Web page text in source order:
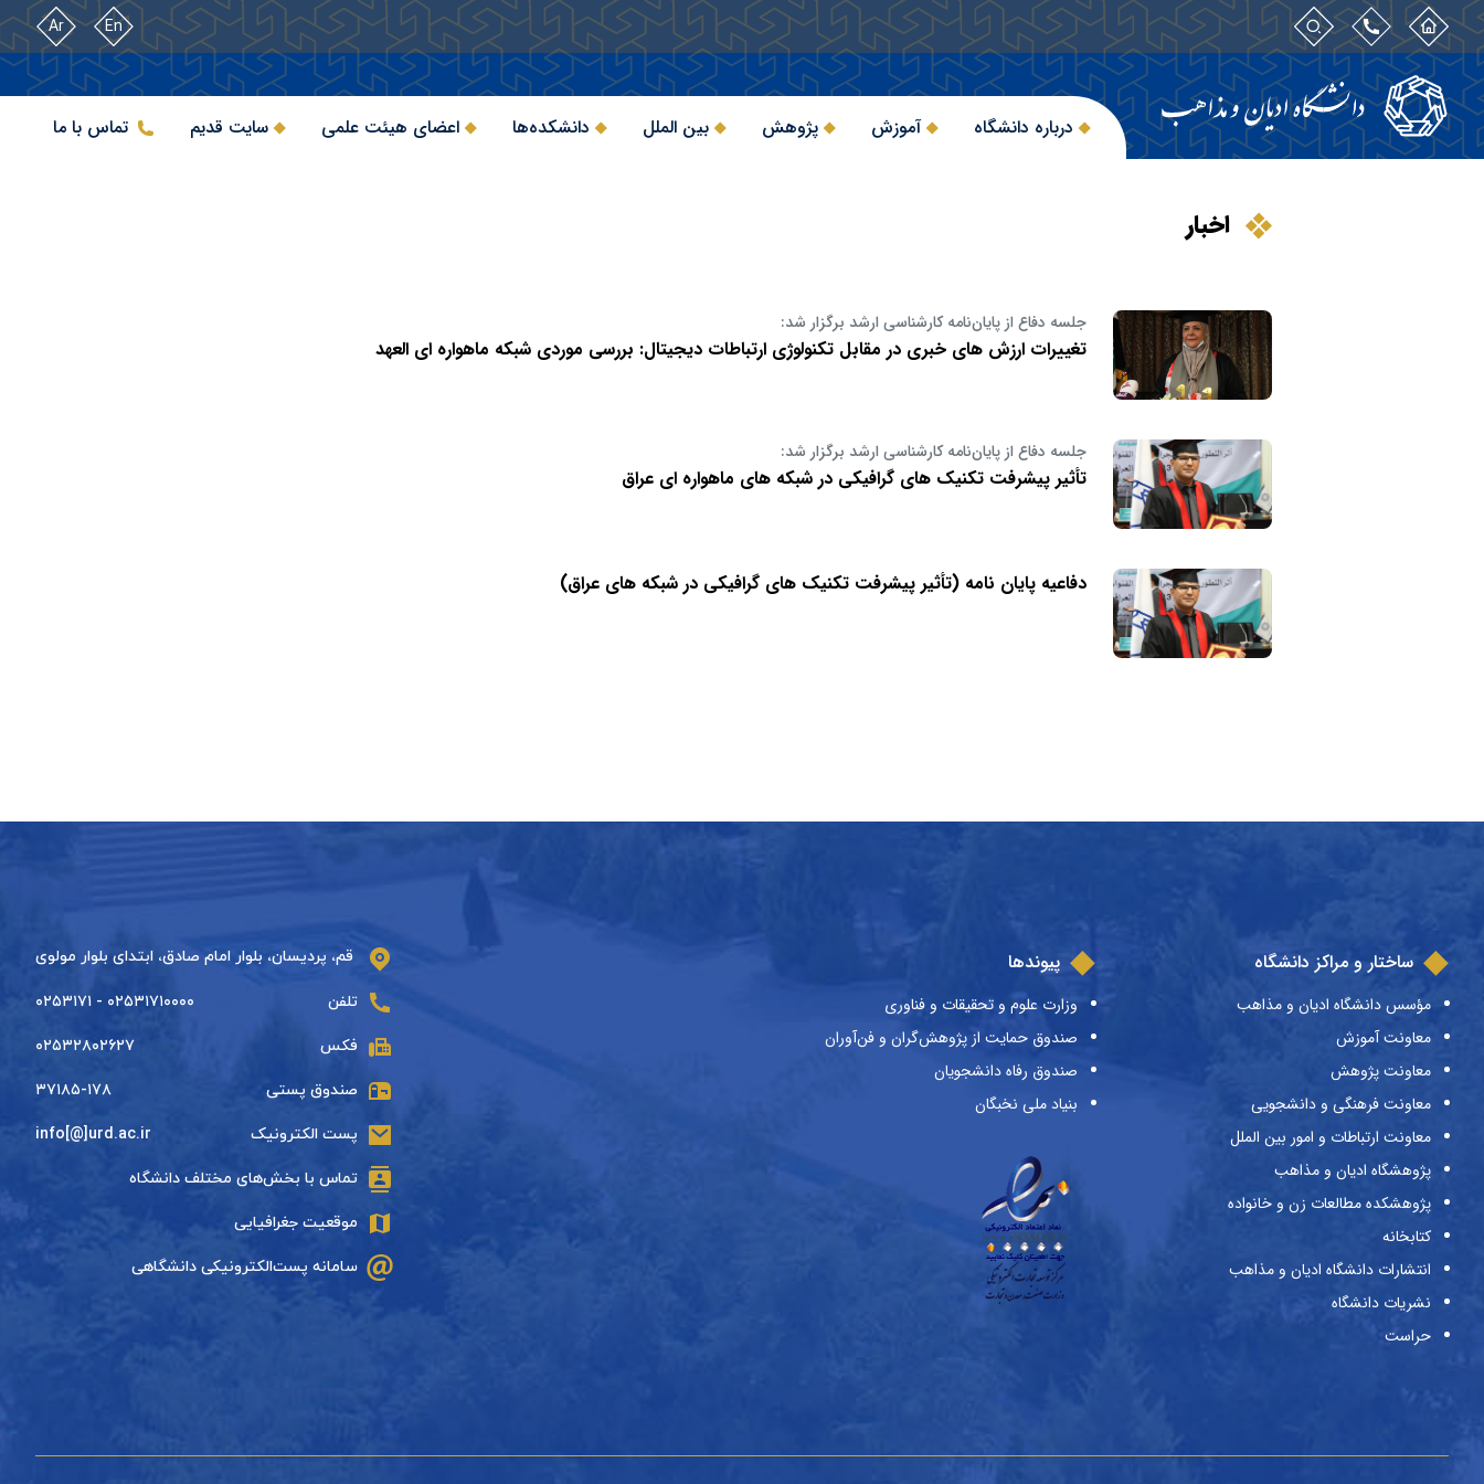
En
Ar
درباره دانشگاه آموزش پژوهش بین الملل دانشکده‌ها اعضای هیئت علمی سایت قدیم تماس با ما
اخبار
جلسه دفاع از پایان‌نامه کارشناسی ارشد برگزار شد:
تغییرات ارزش های خبری در مقابل تکنولوژی ارتباطات دیجیتال: بررسی موردی شبکه ماهواره ای العهد
جلسه دفاع از پایان‌نامه کارشناسی ارشد برگزار شد:
تأثیر پیشرفت تکنیک های گرافیکی در شبکه های ماهواره ای عراق
دفاعیه پایان نامه (تأثیر پیشرفت تکنیک های گرافیکی در شبکه های عراق)
ساختار و مراکز دانشگاه
مؤسس دانشگاه ادیان و مذاهب
معاونت آموزش
معاونت پژوهش
معاونت فرهنگی و دانشجویی
معاونت ارتباطات و امور بین الملل
پژوهشگاه ادیان و مذاهب
پژوهشکده مطالعات زن و خانواده
کتابخانه
انتشارات دانشگاه ادیان و مذاهب
نشریات دانشگاه
حراست
پیوندها
وزارت علوم و تحقیقات و فناوری
صندوق حمایت از پژوهش‌گران و فن‌آوران
صندوق رفاه دانشجویان
بنیاد ملی نخبگان
قم، پردیسان، بلوار امام صادق، ابتدای بلوار مولوی
تلفن ۰۲۵۳۱۷۱۰۰۰۰ - ۰۲۵۳۱۷۱
فکس ۰۲۵۳۲۸۰۲۶۲۷
صندوق پستی ۳۷۱۸۵-۱۷۸
پست الکترونیک info[@]urd.ac.ir
تماس با بخش‌های مختلف دانشگاه
موقعیت جغرافیایی
سامانه پست‌الکترونیکی دانشگاهی